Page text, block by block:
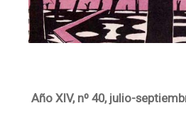
Año XIV, nº 40, julio-